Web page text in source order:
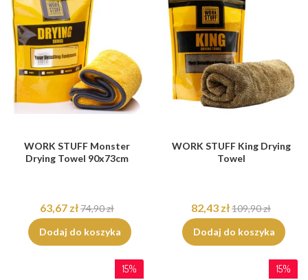
WORK STUFF Monster
Drying Towel 90x73cm
63,67 zł74,90 zł
Dodaj do koszyka
WORK STUFF King Drying
Towel
82,43 zł109,90 zł
Dodaj do koszyka
15% 15%